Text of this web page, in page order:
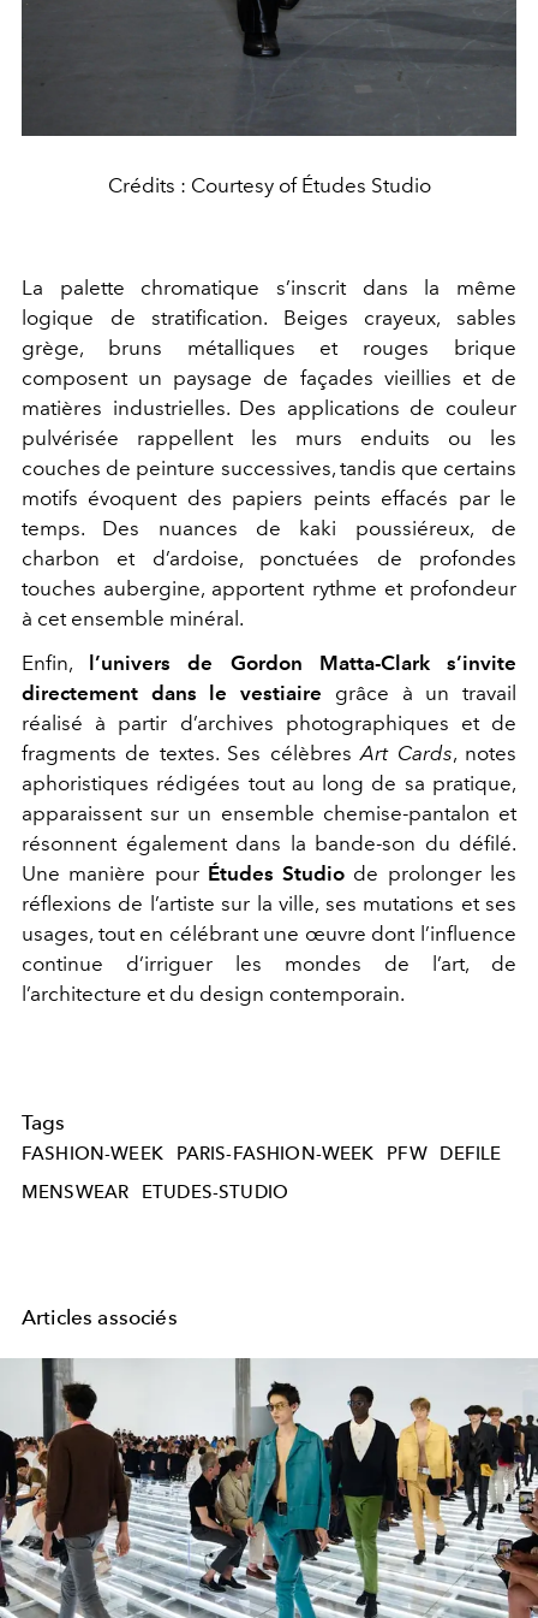
Crédits : Courtesy of Études Studio
La palette chromatique s’inscrit dans la même
logique de stratification. Beiges crayeux, sables
grège, bruns métalliques et rouges brique
composent un paysage de façades vieillies et de
matières industrielles. Des applications de couleur
pulvérisée rappellent les murs enduits ou les
couches de peinture successives, tandis que certains
motifs évoquent des papiers peints effacés par le
temps. Des nuances de kaki poussiéreux, de
charbon et d’ardoise, ponctuées de profondes
touches aubergine, apportent rythme et profondeur
à cet ensemble minéral.
Enfin,
l’univers de Gordon Matta-Clark s’invite
directement dans le vestiaire grâce à un travail
réalisé à partir d’archives photographiques et de
fragments de textes. Ses célèbresArt Cards, notes
aphoristiques rédigées tout au long de sa pratique,
apparaissent sur un ensemble chemise-pantalon et
résonnent également dans la bande-son du défilé.
Une manière pour Études Studio de prolonger les
réflexions de l’artiste sur la ville, ses mutations et ses
usages, tout en célébrant une œuvre dont l’influence
continue d’irriguer les mondes de l’art, de
l’architecture et du design contemporain.
Tags
FASHION-WEEK PARIS-FASHION-WEEK PFW
DEFILE
MENSWEAR
ETUDES-STUDIO
Articles associés